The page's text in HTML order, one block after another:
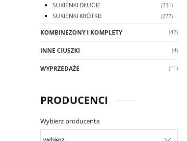
SUKIENKI DŁUGIE (731)
SUKIENKI KRÓTKIE (277)
KOMBINEZONY I KOMPLETY (42)
INNE CIUSZKI (4)
WYPRZEDAŻE (11)
PRODUCENCI
Wybierz producenta